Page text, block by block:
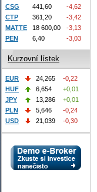
CSG
441,60
-4,62
CTP
361,20
-3,42
MATTE
18 600,00
-3,13
PEN
6,40 -3,03
Kurzovní lístek
EUR 24,265
-0,22
HUF
6,654
+0,01
JPY
13,286
+0,01
PLN
5,646
-0,24
USD
21,039 -0,30